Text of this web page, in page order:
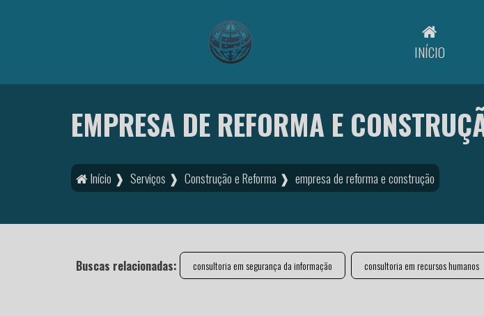
INÍCIO
EMPRESA DE REFORMA E
Início ❱ Serviços ❱ Construção e Reforma ❱ empresa de reforma e construção
Buscas relacionadas: consultoria em segurança da informação consultoria em recursos humanos